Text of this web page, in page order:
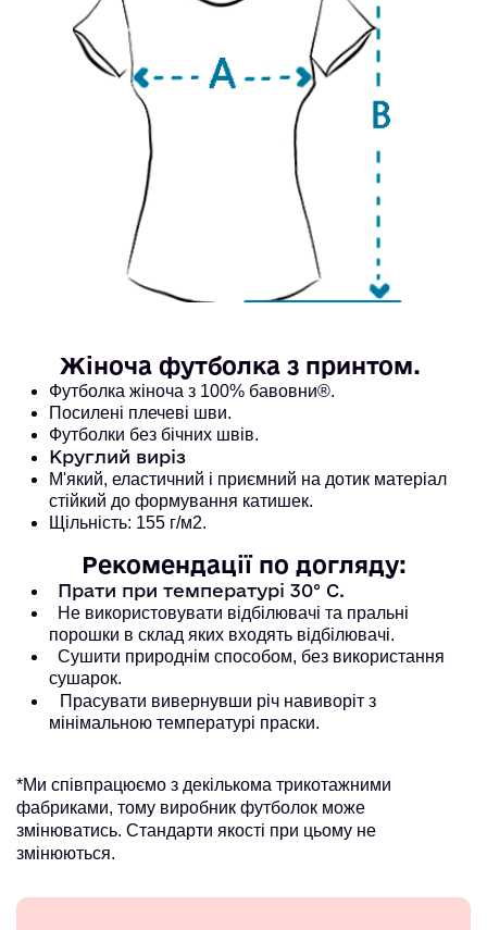
Жіноча футболка з принтом.
Футболка жіноча з 100% бавовни®.
Посилені плечеві шви.
Футболки без бічних швів.
Круглий виріз
М'який, еластичний і приємний на дотик матеріал
стійкий до формування катишек.
Щільність: 155 г/м2.
Рекомендації по догляду:
Прати при температурі 30° С.
Не використовувати відбілювачі та пральні
порошки в склад яких входять відбілювачі.
Сушити природнім способом, без використання
сушарок.
Прасувати вивернувши річ навиворіт з
мінімальною температурі праски.
*Ми співпрацюємо з декількома трикотажними
фабриками, тому виробник футболок може
змінюватись. Стандарти якості при цьому не
змінюються.